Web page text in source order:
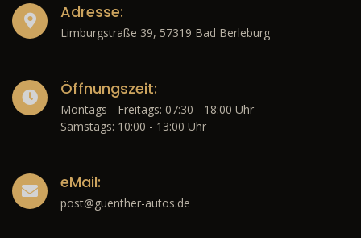
Adresse:
Limburgstraße 39, 57319 Bad Berleburg
Öffnungszeit:
Montags - Freitags: 07:30 - 18:00 Uhr
Samstags: 10:00 - 13:00 Uhr
eMail:
post@guenther-autos.de